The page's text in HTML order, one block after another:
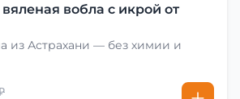
вобла с икрой от
из Астрахани — без химии и